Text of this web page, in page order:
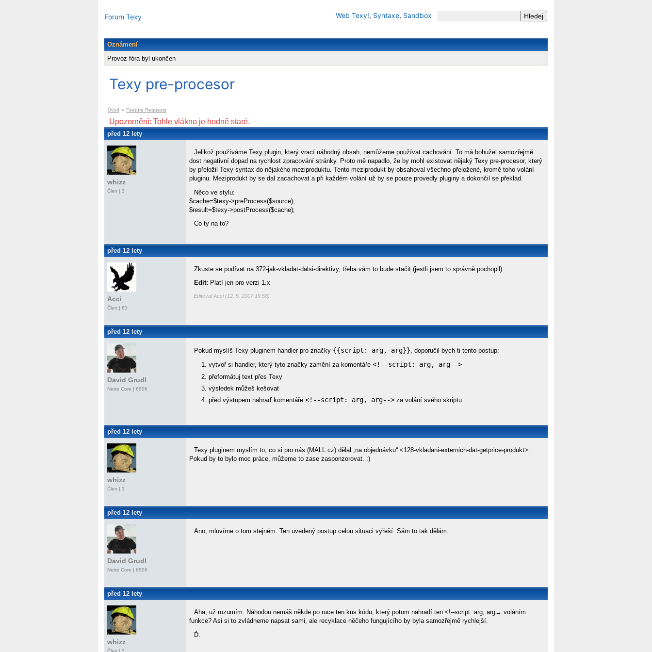
Forum Texy Web Texy!, Syntaxe, Sandbox
Oznámení
Provoz fóra byl ukončen
Texy pre-procesor
Úvod » Feature Requests
Upozornění: Tohle vlákno je hodně staré.
před 12 lety
whizz
Člen | 3
Jelikož používáme Texy plugin, který vrací náhodný obsah, nemůžeme používat cachování. To má bohužel samozřejmě
dost negativní dopad na rychlost zpracování stránky. Proto mě napadlo, že by mohl existovat nějaký Texy pre-procesor, který
by přeložil Texy syntax do nějakého meziproduktu. Tento meziprodukt by obsahoval všechno přeložené, kromě toho volání
pluginu. Meziprodukt by se dal zacachovat a při každém volání už by se pouze provedly pluginy a dokončil se překlad.
Něco ve stylu:
$cache=$texy->preProcess($source);
$result=$texy->postProcess($cache);
Co ty na to?
před 12 lety
Acci
Člen | 83
Zkuste se podívat na 372-jak-vkladat-dalsi-direktivy, třeba vám to bude stačit (jestli jsem to správně pochopil).
Edit: Platí jen pro verzi 1.x
Editoval Acci (12. 5. 2007 19:58)
před 12 lety
David Grudl
Nette Core | 6806
Pokud myslíš Texy pluginem handler pro značky {{script: arg, arg}}, doporučil bych ti tento postup:
vytvoř si handler, který tyto značky zamění za komentáře <!--script: arg, arg-->
přeformátuj text přes Texy
výsledek můžeš kešovat
před výstupem nahraď komentáře <!--script: arg, arg--> za volání svého skriptu
před 12 lety
whizz
Člen | 3
Texy pluginem myslím to, co si pro nás (MALL.cz) dělal „na objednávku“ <128-vkladani-externich-dat-getprice-produkt>.
Pokud by to bylo moc práce, můžeme to zase zasponzorovat. :)
před 12 lety
David Grudl
Nette Core | 6806
Ano, mluvíme o tom stejném. Ten uvedený postup celou situaci vyřeší. Sám to tak dělám.
před 12 lety
whizz
Člen | 3
Aha, už rozumím. Náhodou nemáš někde po ruce ten kus kódu, který potom nahradí ten <!--script: arg, arg→ voláním
funkce? Asi si to zvládneme napsat sami, ale recyklace něčeho fungujícího by byla samozřejmě rychlejší.
Ď.